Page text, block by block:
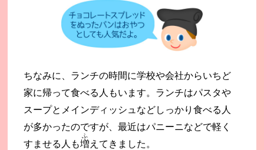
ちなみに、ランチの時間に学校や会社からいちど
家に帰って食べる人もいます。ランチはパスタや
スープとメインディッシュなどしっかり食べる人
が多かったのですが、最近はパニーニなどで軽く
すませる人も増
ふ
えてきました。